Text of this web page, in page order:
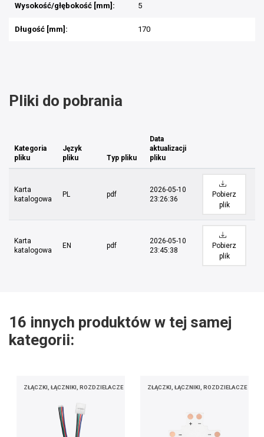
Wysokość/głębokość [mm]: 5
Długość [mm]: 170
Pliki do pobrania
Kategoria
pliku
Język
pliku
Typ pliku
Data
aktualizacji
pliku
Karta
katalogowa
PL pdf
2026-05-10
23:26:36
Pobierz
plik
Karta
katalogowa
EN pdf
2026-05-10
23:45:38
Pobierz
plik
16 innych produktów w tej samej
kategorii:
ZŁĄCZKI, ŁĄCZNIKI, ROZDZIELACZE ZŁĄCZKI, ŁĄCZNIKI, ROZDZIELACZE